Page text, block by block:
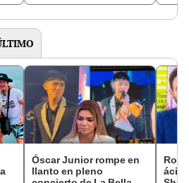
Óscar Junior rompe en
llanto en pleno